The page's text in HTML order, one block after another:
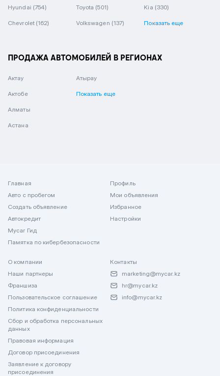
Hyundai (754) Toyota (501) Kia (330)
Chevrolet (162) Volkswagen (137) Показать еще
ПРОДАЖА АВТОМОБИЛЕЙ В РЕГИОНАХ
Актау
Актобе
Алматы
Астана
Атырау
Показать еще
Главная
Авто с пробегом
Создать объявление
Автокредит
Mycar Гид
Памятка по кибербезопасности
Профиль
Мои объявления
Избранное
Настройки
О компании
Наши партнеры
Франшиза
Пользовательское соглашение
Политика конфиденциальности
Сбор и обработка персональных
данных
Правовая информация
Договор присоединения
Заявление к договору
присоединения
Контакты
marketing@mycar.kz
hr@mycar.kz
info@mycar.kz